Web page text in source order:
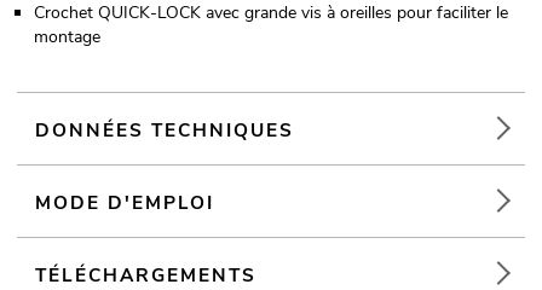
Crochet QUICK-LOCK avec grande vis à oreilles pour faciliter le
montage
DONNÉES TECHNIQUES
MODE D'EMPLOI
TÉLÉCHARGEMENTS